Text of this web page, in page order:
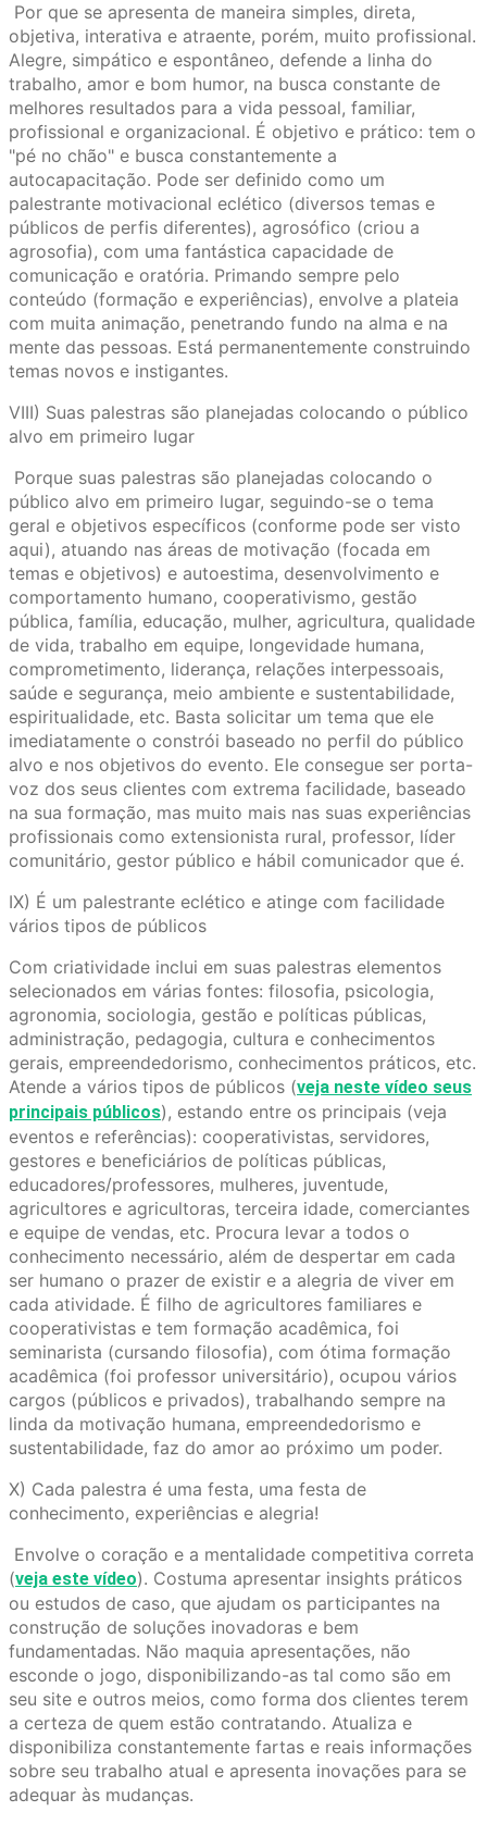
Por que se apresenta de maneira simples, direta,
objetiva, interativa e atraente, porém, muito profissional.
Alegre, simpático e espontâneo, defende a linha do
trabalho, amor e bom humor, na busca constante de
melhores resultados para a vida pessoal, familiar,
profissional e organizacional. É objetivo e prático: tem o
"pé no chão" e busca constantemente a
autocapacitação. Pode ser definido como um
palestrante motivacional eclético (diversos temas e
públicos de perfis diferentes), agrosófico (criou a
agrosofia), com uma fantástica capacidade de
comunicação e oratória. Primando sempre pelo
conteúdo (formação e experiências), envolve a plateia
com muita animação, penetrando fundo na alma e na
mente das pessoas. Está permanentemente construindo
temas novos e instigantes.
VIII) Suas palestras são planejadas colocando o público
alvo em primeiro lugar
Porque suas palestras são planejadas colocando o
público alvo em primeiro lugar, seguindo-se o tema
geral e objetivos específicos (conforme pode ser visto
aqui), atuando nas áreas de motivação (focada em
temas e objetivos) e autoestima, desenvolvimento e
comportamento humano, cooperativismo, gestão
pública, família, educação, mulher, agricultura, qualidade
de vida, trabalho em equipe, longevidade humana,
comprometimento, liderança, relações interpessoais,
saúde e segurança, meio ambiente e sustentabilidade,
espiritualidade, etc. Basta solicitar um tema que ele
imediatamente o constrói baseado no perfil do público
alvo e nos objetivos do evento. Ele consegue ser porta-
voz dos seus clientes com extrema facilidade, baseado
na sua formação, mas muito mais nas suas experiências
profissionais como extensionista rural, professor, líder
comunitário, gestor público e hábil comunicador que é.
IX) É um palestrante eclético e atinge com facilidade
vários tipos de públicos
Com criatividade inclui em suas palestras elementos
selecionados em várias fontes: filosofia, psicologia,
agronomia, sociologia, gestão e políticas públicas,
administração, pedagogia, cultura e conhecimentos
gerais, empreendedorismo, conhecimentos práticos, etc.
Atende a vários tipos de públicos (veja neste vídeo seus
principais públicos), estando entre os principais (veja
eventos e referências): cooperativistas, servidores,
gestores e beneficiários de políticas públicas,
educadores/professores, mulheres, juventude,
agricultores e agricultoras, terceira idade, comerciantes
e equipe de vendas, etc. Procura levar a todos o
conhecimento necessário, além de despertar em cada
ser humano o prazer de existir e a alegria de viver em
cada atividade. É filho de agricultores familiares e
cooperativistas e tem formação acadêmica, foi
seminarista (cursando filosofia), com ótima formação
acadêmica (foi professor universitário), ocupou vários
cargos (públicos e privados), trabalhando sempre na
linda da motivação humana, empreendedorismo e
sustentabilidade, faz do amor ao próximo um poder.
X) Cada palestra é uma festa, uma festa de
conhecimento, experiências e alegria!
Envolve o coração e a mentalidade competitiva correta
(veja este vídeo). Costuma apresentar insights práticos
ou estudos de caso, que ajudam os participantes na
construção de soluções inovadoras e bem
fundamentadas. Não maquia apresentações, não
esconde o jogo, disponibilizando-as tal como são em
seu site e outros meios, como forma dos clientes terem
a certeza de quem estão contratando. Atualiza e
disponibiliza constantemente fartas e reais informações
sobre seu trabalho atual e apresenta inovações para se
adequar às mudanças.